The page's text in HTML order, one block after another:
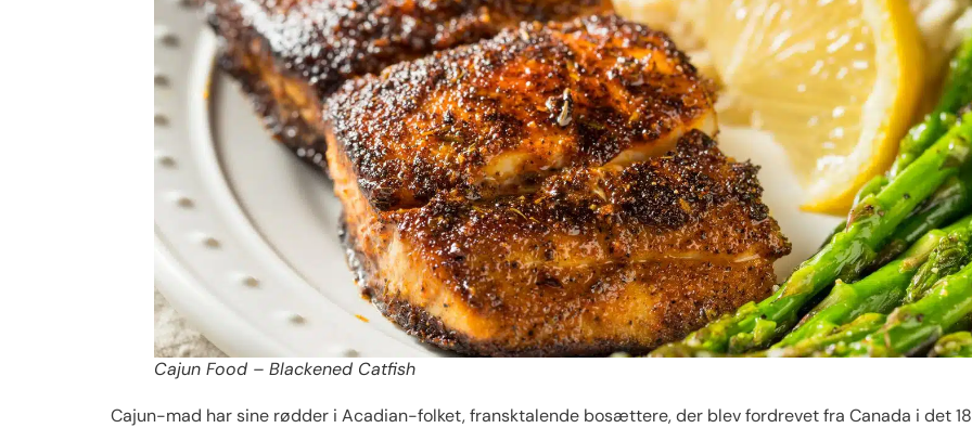
Cajun Food – Blackened Catfish
Cajun-mad har sine rødder i Acadian-folket, fransktalende bosættere, der blev fordrevet fra Canada i det